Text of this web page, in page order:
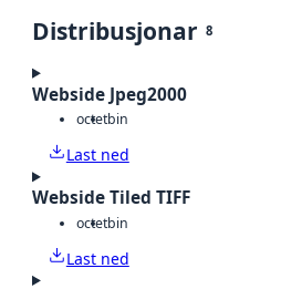
Distribusjonar 8
Webside Jpeg2000
octetbin
Last ned
Webside Tiled TIFF
octetbin
Last ned